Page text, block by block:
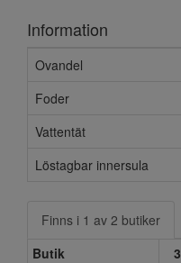
Information
Ovandel
Foder
Vattentät
Löstagbar innersula
Finns i 1 av 2 butiker
Butik